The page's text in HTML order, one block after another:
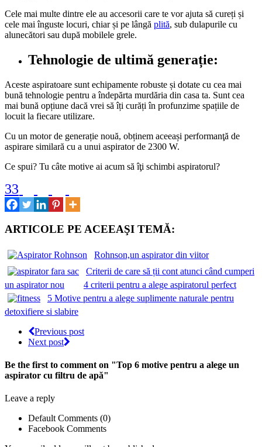
Cele mai multe dintre ele au accesorii care te vor ajuta să cureți și
cele mai înguste locuri, chiar și pe lângă plită, sub dulapurile cu
alunecători sau după mobilele grele.
Tehnologie de ultimă generație:
Aceste aspiratoare sunt echipamente robuste și dotate cu cea mai
bună tehnologie pentru a îndepărta murdăria din casa ta. Sunt cea
mai bună opțiune dacă vrei să îți curăți în profunzime spațiile de
locuit la fiecare utilizare.
Cu un motor de generație nouă, obținem aceeași performanţă de
aspirare similară cu a unui aspirator de 2300 W.
Ce spui? Tu câte motive ai acum să îţi schimbi aspiratorul?
33
ARTICOLE PE ACEEAŞI TEMĂ:
Rohnson,un aspirator din viitor
Criterii de care să ții cont atunci când cumperi
un aspirator nou
4 criterii pentru a alege aspiratorul perfect
5 Motive pentru a alege suplimente naturale pentru
detoxifiere si slabire
Previous post
Next post
Be the first to comment on "Top 6 motive pentru a alege un
aspirator cu filtru de apă"
Leave a reply
Default Comments (0)
Facebook Comments